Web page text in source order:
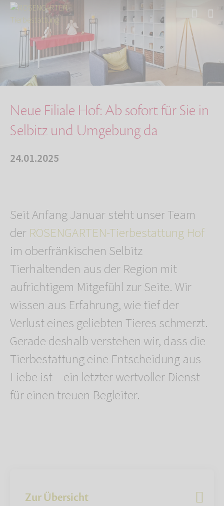
Start Über uns
Aktuelles
Neue Filiale Hof: Ab sofort für Sie in Selbit…
Neue Filiale Hof: Ab sofort für Sie in
Selbitz und Umgebung da
24.01.2025
Seit Anfang Januar steht unser Team
der ROSENGARTEN-Tierbestattung Hof
im oberfränkischen Selbitz
Tierhaltenden aus der Region mit
aufrichtigem Mitgefühl zur Seite. Wir
wissen aus Erfahrung, wie tief der
Verlust eines geliebten Tieres schmerzt.
Gerade deshalb verstehen wir, dass die
Tierbestattung eine Entscheidung aus
Liebe ist – ein letzter wertvoller Dienst
für einen treuen Begleiter.
Zur Übersicht